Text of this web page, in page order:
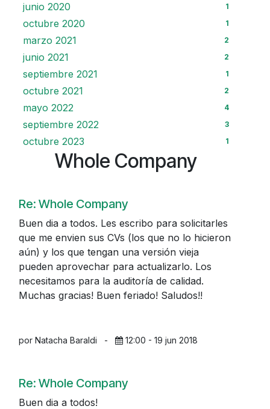
junio 2020 1
octubre 2020 1
marzo 2021 2
junio 2021 2
septiembre 2021 1
octubre 2021 2
mayo 2022 4
septiembre 2022 3
octubre 2023 1
Whole Company
Re: Whole Company
Buen dia a todos. Les escribo para solicitarles
que me envien sus CVs (los que no lo hicieron
aún) y los que tengan una versión vieja
pueden aprovechar para actualizarlo. Los
necesitamos para la auditoría de calidad.
Muchas gracias! Buen feriado! Saludos!!
por Natacha Baraldi - 12:00 - 19 jun 2018
Re: Whole Company
Buen dia a todos!